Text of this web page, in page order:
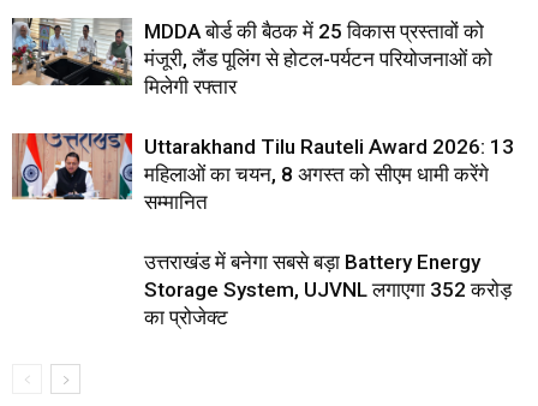
MDDA बोर्ड की बैठक में 25 विकास प्रस्तावों को
मंजूरी, लैंड पूलिंग से होटल-पर्यटन परियोजनाओं को
मिलेगी रफ्तार
Uttarakhand Tilu Rauteli Award 2026: 13
महिलाओं का चयन, 8 अगस्त को सीएम धामी करेंगे
सम्मानित
उत्तराखंड में बनेगा सबसे बड़ा Battery Energy
Storage System, UJVNL लगाएगा 352 करोड़
का प्रोजेक्ट